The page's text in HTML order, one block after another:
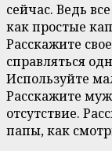
сейчас. Ведь
как простые
Расскажите
справляться
Используйте
Расскажите
отсутствие.
папы, как